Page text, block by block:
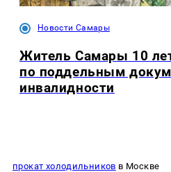
Новости Самары
Житель Самары 10
по поддельным
инвалидности
прокат холодильников в Москве